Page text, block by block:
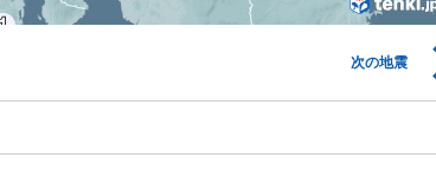
次の地震